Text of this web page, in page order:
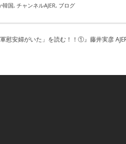
韓国, チャンネルAJER, ブログ
慰安婦がいた」を読む！！①』藤井実彦